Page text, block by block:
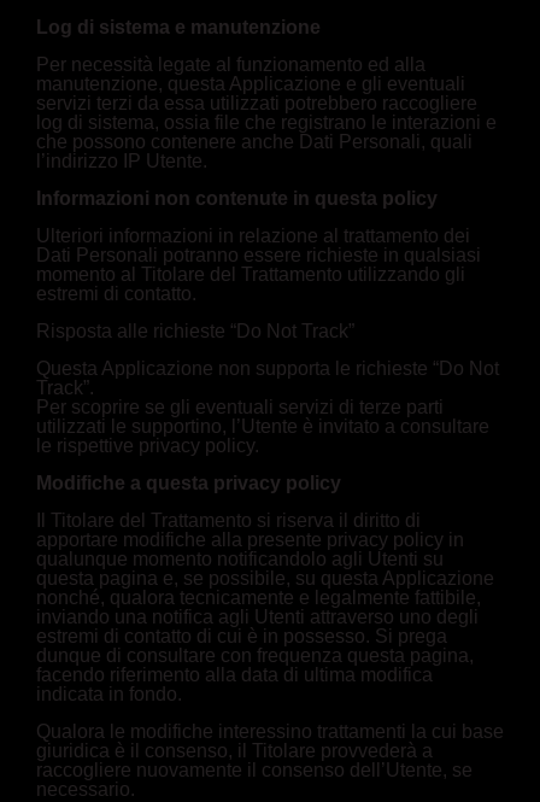
Log di sistema e manutenzione
Per necessità legate al funzionamento ed alla
manutenzione, questa Applicazione e gli eventuali
servizi terzi da essa utilizzati potrebbero raccogliere
log di sistema, ossia file che registrano le interazioni e
che possono contenere anche Dati Personali, quali
l’indirizzo IP Utente.
Informazioni non contenute in questa policy
Ulteriori informazioni in relazione al trattamento dei
Dati Personali potranno essere richieste in qualsiasi
momento al Titolare del Trattamento utilizzando gli
estremi di contatto.
Risposta alle richieste “Do Not Track”
Questa Applicazione non supporta le richieste “Do Not
Track”.
Per scoprire se gli eventuali servizi di terze parti
utilizzati le supportino, l’Utente è invitato a consultare
le rispettive privacy policy.
Modifiche a questa privacy policy
Il Titolare del Trattamento si riserva il diritto di
apportare modifiche alla presente privacy policy in
qualunque momento notificandolo agli Utenti su
questa pagina e, se possibile, su questa Applicazione
nonché, qualora tecnicamente e legalmente fattibile,
inviando una notifica agli Utenti attraverso uno degli
estremi di contatto di cui è in possesso. Si prega
dunque di consultare con frequenza questa pagina,
facendo riferimento alla data di ultima modifica
indicata in fondo.
Qualora le modifiche interessino trattamenti la cui base
giuridica è il consenso, il Titolare provvederà a
raccogliere nuovamente il consenso dell’Utente, se
necessario.